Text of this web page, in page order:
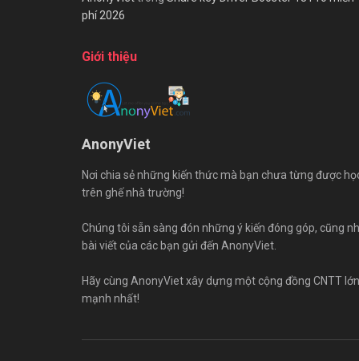
phí 2026
Giới thiệu
AnonyViet
Nơi chia sẻ những kiến thức mà bạn chưa từng được
trên ghế nhà trường!
Chúng tôi sẵn sàng đón những ý kiến đóng góp, cũng
bài viết của các bạn gửi đến AnonyViet.
Hãy cùng AnonyViet xây dựng một cộng đồng CNTT lớn
mạnh nhất!